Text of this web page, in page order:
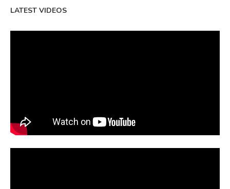
LATEST VIDEOS